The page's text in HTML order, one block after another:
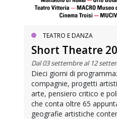
TEATRO E DANZA
Short Theatre
Dal 03 settembre al 12
Dieci giorni di
compagnie, progetti
arte, pensiero critico e
che conta oltre 65
geografie artistiche